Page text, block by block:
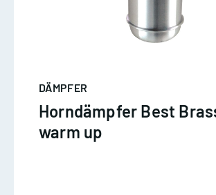
DÄMPFER
Horndämpfer Best
warm up